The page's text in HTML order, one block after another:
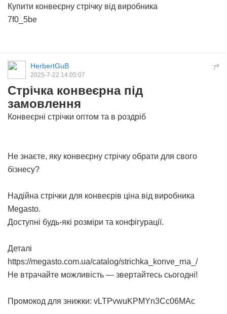
Купити конвеєрну стрічку від виробника
7f0_5be
7#
HerbertGuB
2025-7-22 14:05:07
Стрічка конвеєрна під
замовлення
Конвеєрні стрічки оптом та в роздріб
Не знаєте, яку конвеєрну стрічку обрати для свого
бізнесу?
Надійна стрічки для конвеєрів ціна від виробника
Megasto.
Доступні будь-які розміри та конфігурації.
Деталі
https://megasto.com.ua/catalog/strichka_konve_rna_/
Не втрачайте можливість — звертайтесь сьогодні!
Промокод для знижки: vLTPvwuKPMYn3Cc06MAc